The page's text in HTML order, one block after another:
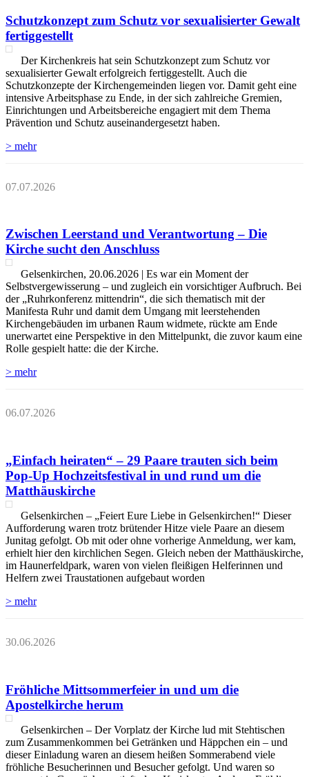
Schutzkonzept zum Schutz vor sexualisierter Gewalt
fertiggestellt
Der Kirchenkreis hat sein Schutzkonzept zum Schutz vor
sexualisierter Gewalt erfolgreich fertiggestellt. Auch die
Schutzkonzepte der Kirchengemeinden liegen vor. Damit geht eine
intensive Arbeitsphase zu Ende, in der sich zahlreiche Gremien,
Einrichtungen und Arbeitsbereiche engagiert mit dem Thema
Prävention und Schutz auseinandergesetzt haben.
> mehr
07.07.2026
Zwischen Leerstand und Verantwortung – Die
Kirche sucht den Anschluss
Gelsenkirchen, 20.06.2026 | Es war ein Moment der
Selbstvergewisserung – und zugleich ein vorsichtiger Aufbruch. Bei
der „Ruhrkonferenz mittendrin“, die sich thematisch mit der
Manifesta Ruhr und damit dem Umgang mit leerstehenden
Kirchengebäuden im urbanen Raum widmete, rückte am Ende
unerwartet eine Perspektive in den Mittelpunkt, die zuvor kaum eine
Rolle gespielt hatte: die der Kirche.
> mehr
06.07.2026
„Einfach heiraten“ – 29 Paare trauten sich beim
Pop-Up Hochzeitsfestival in und rund um die
Matthäuskirche
Gelsenkirchen – „Feiert Eure Liebe in Gelsenkirchen!“ Dieser
Aufforderung waren trotz brütender Hitze viele Paare an diesem
Junitag gefolgt. Ob mit oder ohne vorherige Anmeldung, wer kam,
erhielt hier den kirchlichen Segen. Gleich neben der Matthäuskirche,
im Haunerfeldpark, waren von vielen fleißigen Helferinnen und
Helfern zwei Traustationen aufgebaut worden
> mehr
30.06.2026
Fröhliche Mittsommerfeier in und um die
Apostelkirche herum
Gelsenkirchen – Der Vorplatz der Kirche lud mit Stehtischen
zum Zusammenkommen bei Getränken und Häppchen ein – und
dieser Einladung waren an diesem heißen Sommerabend viele
fröhliche Besucherinnen und Besucher gefolgt. Und waren so